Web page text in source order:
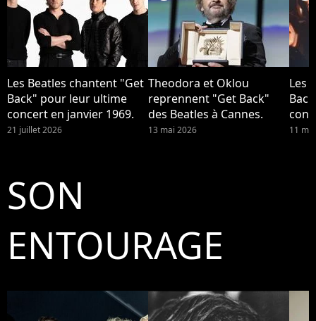
Les Beatles chantent "Get
Back" pour leur ultime
concert en janvier 1969.
21 juillet 2026
Theodora et Oklou
reprennent "Get Back"
des Beatles à Cannes.
13 mai 2026
Les
11
SON
ENTOURAGE